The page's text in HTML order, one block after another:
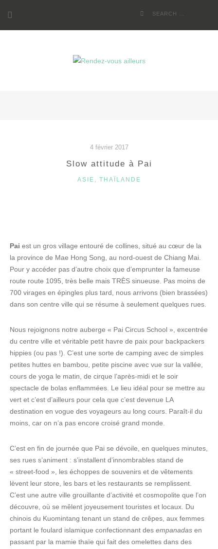
content
Search
4 février 2017
Slow attitude à Pai
CATEGORIES
ASIE THAÏLANDE
Pai est un gros village entouré de collines, situé au cœur de la
la province de Mae Hong Song, au nord-ouest de Chiang Mai.
Pour y accéder pas d’autre choix que d’emprunter la fameuse
route route 1095, très belle mais TRÈS sinueuse. Pas moins de
700 virages en épingles plus tard, nous arrivons (bien brassées)
dans son centre ville qui se résume à seulement quelques rues.
Nous rejoignons notre auberge « Pai Circus School », excentrée
du centre ville et véritable petit havre de paix pour backpackers
hippies (ou pas !). C’est une sorte de camping avec de simples
petites huttes en bambou, petite piscine avec vue sur la vallée,
cours de yoga le matin, de cirque l’après-midi et le soir
spectacle de bolas enflammées. Le lieu idéal pour se mettre au
vert et c’est d’ailleurs pour cela que c’est devenue LA
destination en vogue des voyageurs au long cours. Paraît-il du
moins, car on n’a pas encore croisé grand monde.
C’est en fin de journée que Pai se dévoile, en quelques minutes,
ses rues s’animent : s’installent d’innombrables stand de
« street-food », les échoppes de souvenirs et de vêtements
lèvent leur store, les bars et les restaurants se remplissent.
C’est une autre ville grouillante d’activité et cosmopolite que l’on
découvre, où se mêlent joyeusement touristes et locaux. Du
chinois du Kuomintang tenant un stand de crêpes, aux femmes
portant le foulard islamique confectionnant des empanadas en
passant par la mamie thaïe qui fait des omelettes dans des